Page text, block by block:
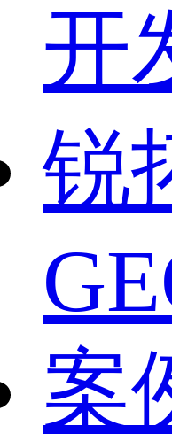
开
锐
案